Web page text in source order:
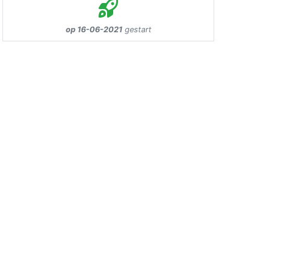
op 16-06-2021gestart